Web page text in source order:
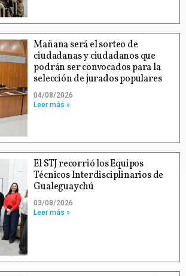
Mañana será el sorteo de
ciudadanas y ciudadanos que
podrán ser convocados para la
selección de jurados populares
04/08/2026
Leer más »
El STJ recorrió los Equipos
Técnicos Interdisciplinarios de
Gualeguaychú
03/08/2026
Leer más »